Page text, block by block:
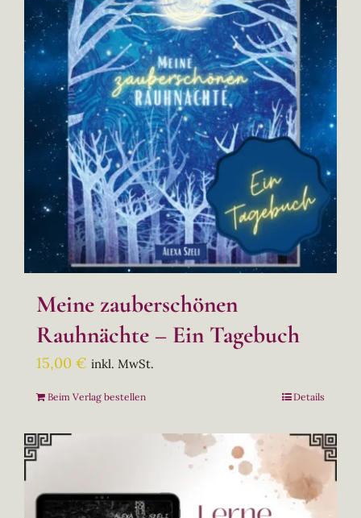
Meine zauberschönen
Rauhnächte – Ein Tagebuch
15,00 € inkl. MwSt.
Beim Verlag bestellen Details